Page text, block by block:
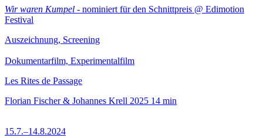
Wir waren Kumpel - nominiert für den Schnittpreis @ Edimotion
Festival
Auszeichnung, Screening
Dokumentarfilm, Experimentalfilm
Les Rites de Passage
Florian Fischer & Johannes Krell 2025 14 min
15.7.–14.8.2024